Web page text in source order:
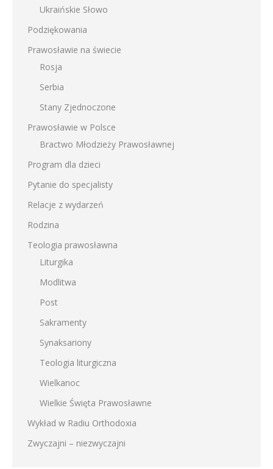
Ukraińskie Słowo
Podziękowania
Prawosławie na świecie
Rosja
Serbia
Stany Zjednoczone
Prawosławie w Polsce
Bractwo Młodzieży Prawosławnej
Program dla dzieci
Pytanie do specjalisty
Relacje z wydarzeń
Rodzina
Teologia prawosławna
Liturgika
Modlitwa
Post
Sakramenty
Synaksariony
Teologia liturgiczna
Wielkanoc
Wielkie Święta Prawosławne
Wykład w Radiu Orthodoxia
Zwyczajni – niezwyczajni